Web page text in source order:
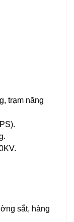
trạm năng
sắt, hàng